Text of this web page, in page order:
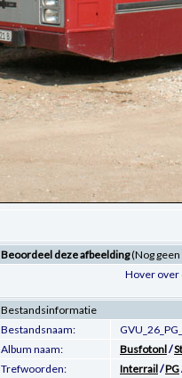
Beoordeel deze afbeelding(Nog
Hover over
Bestandsinformatie
Bestandsnaam:
Album naam:
Busfotonl/
Trefwoorden:
Interrail/PG